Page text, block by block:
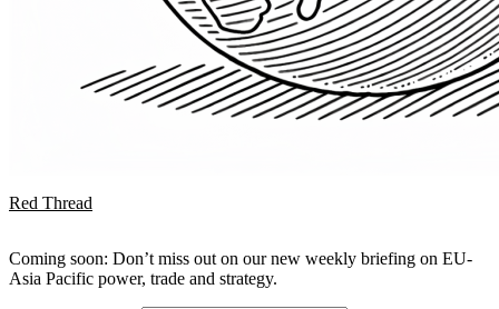
Red Thread
Coming soon: Don’t miss out on our new weekly briefing on EU-
Asia Pacific power, trade and strategy.